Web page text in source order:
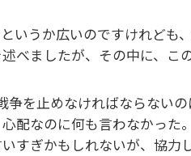
いうか広いのですけれども
べましたが、その中に、こ
争を止めなければならない
配なのに何も言わなかった
すぎかもしれないが、協